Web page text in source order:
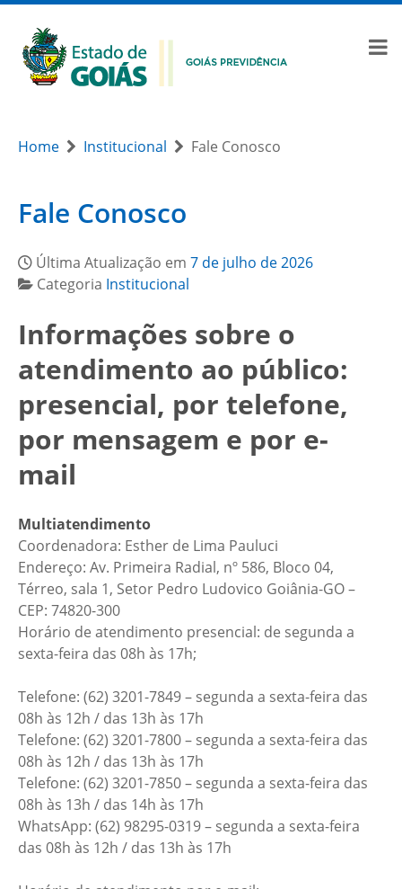
Home Institucional Fale Conosco
Fale Conosco
Última Atualização em 7 de julho de 2026
Categoria Institucional
Informações sobre o
atendimento ao público:
presencial, por telefone,
por mensagem e por e-
mail
Multiatendimento
Coordenadora: Esther de Lima Pauluci
Endereço: Av. Primeira Radial, nº 586, Bloco 04,
Térreo, sala 1, Setor Pedro Ludovico Goiânia-GO –
CEP: 74820-300
Horário de atendimento presencial: de segunda a
sexta-feira das 08h às 17h;
Telefone: (62) 3201-7849 – segunda a sexta-feira das
08h às 12h / das 13h às 17h
Telefone: (62) 3201-7800 – segunda a sexta-feira das
08h às 12h / das 13h às 17h
Telefone: (62) 3201-7850 – segunda a sexta-feira das
08h às 13h / das 14h às 17h
WhatsApp: (62) 98295-0319 – segunda a sexta-feira
das 08h às 12h / das 13h às 17h